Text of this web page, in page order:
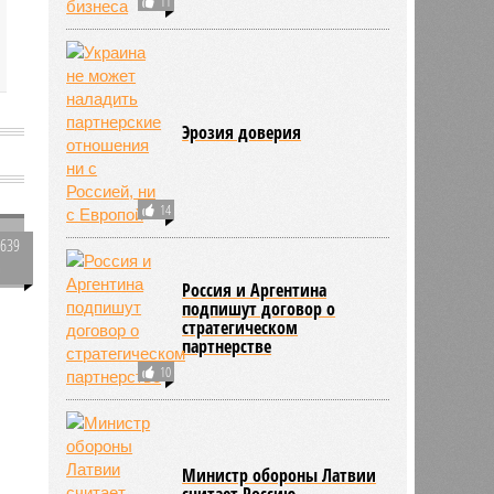
14
Эрозия доверия
10
Россия и Аргентина
подпишут договор о
стратегическом
партнерстве
Министр обороны Латвии